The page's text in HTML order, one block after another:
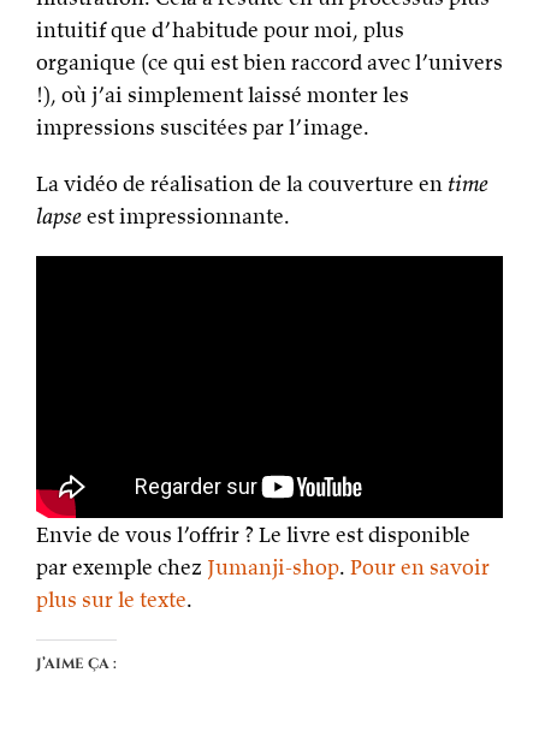
intuitif que d’habitude pour moi, plus
organique (ce qui est bien raccord avec l’univers
!), où j’ai simplement laissé monter les
impressions suscitées par l’image.
La vidéo de réalisation de la couverture en time
lapseest impressionnante.
Envie de vous l’offrir ? Le livre est disponible
par exemple chez Jumanji-shop. Pour en savoir
plus sur le texte.
J’aime ça :